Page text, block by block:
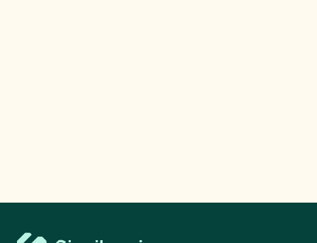
Gjøvikregionen Utvikling